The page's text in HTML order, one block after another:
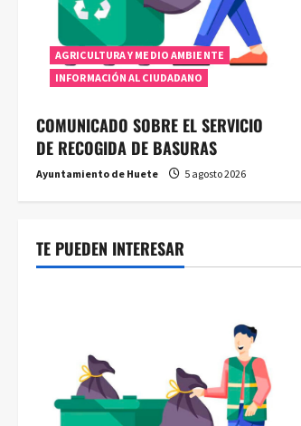
e
n
t
r
a
d
AGRICULTURA Y MEDIO AMBIENTE
INFORMACIÓN AL CIUDADANO
COMUNICADO SOBRE EL SERVICIO
DE RECOGIDA DE BASURAS
Ayuntamiento de Huete 5 agosto 2026
TE PUEDEN INTERESAR